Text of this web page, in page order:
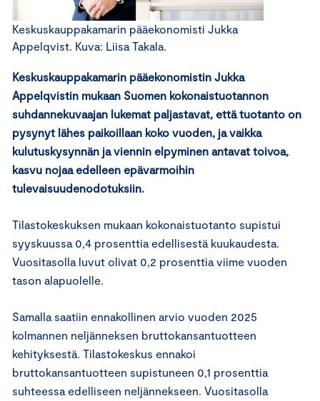
Keskuskauppakamarin pääekonomisti Jukka
Appelqvist. Kuva: Liisa Takala.
Keskuskauppakamarin pääekonomistin Jukka
Appelqvistin mukaan Suomen kokonaistuotannon
suhdannekuvaajan lukemat paljastavat, että tuotanto on
pysynyt lähes paikoillaan koko vuoden, ja vaikka
kulutuskysynnän ja viennin elpyminen antavat toivoa,
kasvu nojaa edelleen epävarmoihin
tulevaisuudenodotuksiin.
Tilastokeskuksen mukaan kokonaistuotanto supistui
syyskuussa 0,4 prosenttia edellisestä kuukaudesta.
Vuositasolla luvut olivat 0,2 prosenttia viime vuoden
tason alapuolelle.
Samalla saatiin ennakollinen arvio vuoden 2025
kolmannen neljänneksen bruttokansantuotteen
kehityksestä. Tilastokeskus ennakoi
bruttokansantuotteen supistuneen 0,1 prosenttia
suhteessa edelliseen neljännekseen. Vuositasolla